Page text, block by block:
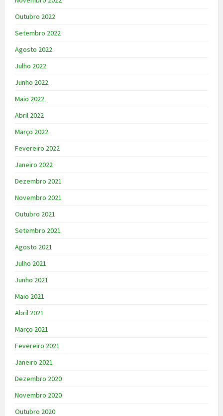
Outubro 2022
Setembro 2022
Agosto 2022
Julho 2022
Junho 2022
Maio 2022
Abril 2022
Março 2022
Fevereiro 2022
Janeiro 2022
Dezembro 2021
Novembro 2021
Outubro 2021
Setembro 2021
Agosto 2021
Julho 2021
Junho 2021
Maio 2021
Abril 2021
Março 2021
Fevereiro 2021
Janeiro 2021
Dezembro 2020
Novembro 2020
Outubro 2020